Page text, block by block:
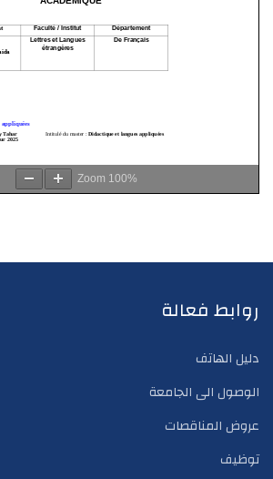
Zoom 100%
روابط فعالة
دليل الهاتف
الوصول الى الجامعة
عروض المناقصات
توظيف